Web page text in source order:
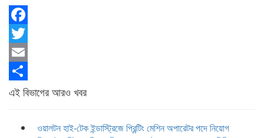
Facebook
Twitter
Email
Share
এই বিভাগের আরও খবর
ওয়ালটন হাই-টেক ইন্ডাস্ট্রিজে প্রিন্টিং মেশিন অপারেটর পদে নিয়োগ